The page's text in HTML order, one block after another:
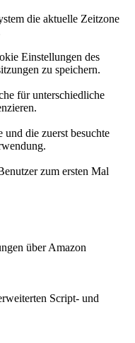
die aktuelle Zeitzone
Einstellungen des
zu speichern.
für unterschiedliche
die zuerst besuchte
zum ersten Mal
über Amazon
Script- und